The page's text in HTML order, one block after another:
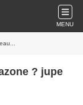
MENU
? jupe